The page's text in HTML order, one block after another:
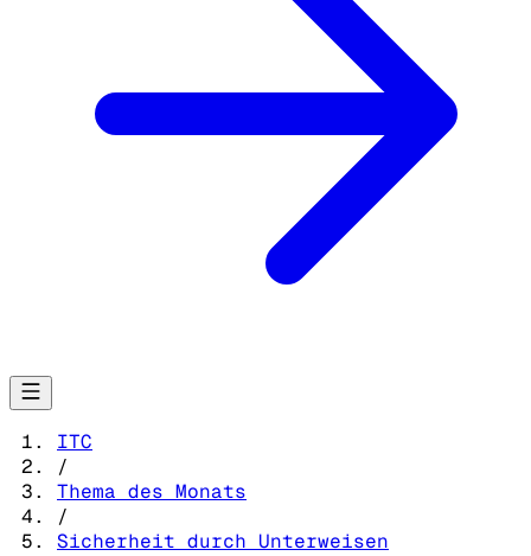
ITC
/
Thema des Monats
/
Sicherheit durch Unterweisen